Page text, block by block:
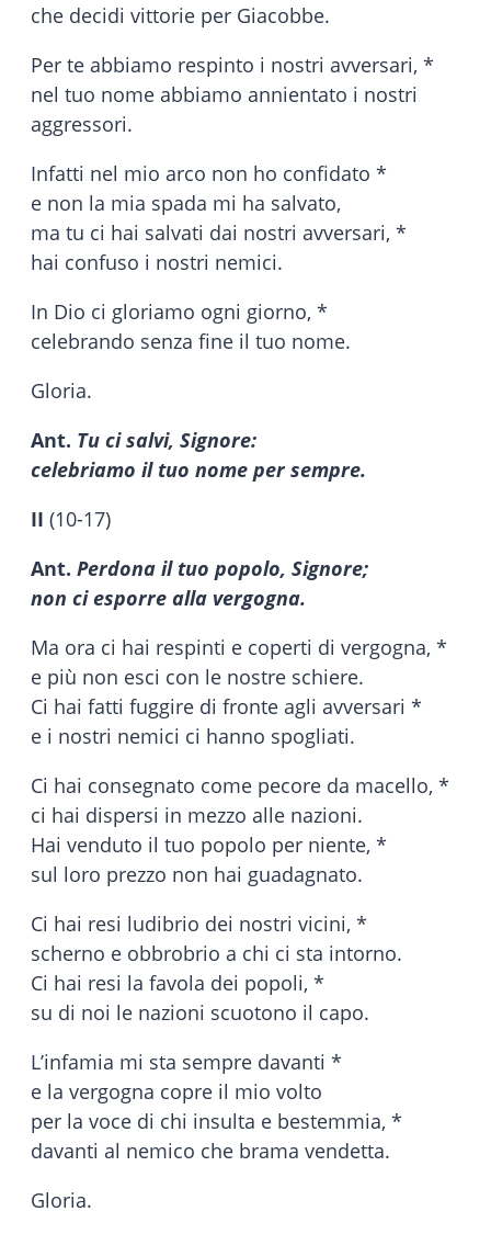
che decidi vittorie per Giacobbe.
Per te abbiamo respinto i nostri avversari, *
nel tuo nome abbiamo annientato i nostri
aggressori.
Infatti nel mio arco non ho confidato *
e non la mia spada mi ha salvato,
ma tu ci hai salvati dai nostri avversari, *
hai confuso i nostri nemici.
In Dio ci gloriamo ogni giorno, *
celebrando senza fine il tuo nome.
Gloria.
Ant. Tu ci salvi, Signore:
celebriamo il tuo nome per sempre.
II (10-17)
Ant. Perdona il tuo popolo, Signore;
non ci esporre alla vergogna.
Ma ora ci hai respinti e coperti di vergogna, *
e più non esci con le nostre schiere.
Ci hai fatti fuggire di fronte agli avversari *
e i nostri nemici ci hanno spogliati.
Ci hai consegnato come pecore da macello, *
ci hai dispersi in mezzo alle nazioni.
Hai venduto il tuo popolo per niente, *
sul loro prezzo non hai guadagnato.
Ci hai resi ludibrio dei nostri vicini, *
scherno e obbrobrio a chi ci sta intorno.
Ci hai resi la favola dei popoli, *
su di noi le nazioni scuotono il capo.
L’infamia mi sta sempre davanti *
e la vergogna copre il mio volto
per la voce di chi insulta e bestemmia, *
davanti al nemico che brama vendetta.
Gloria.